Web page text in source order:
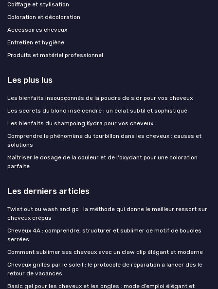
Coiffage et stylisation
Coloration et décoloration
Accessoires cheveux
Entretien et hygiène
Produits et matériel professionnel
Les plus lus
Les bienfaits insoupçonnés de la poudre de sidr pour vos cheveux
Les secrets du blond irisé cendré : un éclat subtil et sophistiqué
Les bienfaits du shampoing Kydra pour vos cheveux
Comprendre le phénomène du tourbillon dans les cheveux : causes et
solutions
Maîtriser le dosage de la couleur et de l'oxydant pour une coloration
parfaite
Les derniers articles
Twist out ou wash and go : la méthode qui donne le meilleur ressort sur
cheveux crépus
Cheveux 4A : comprendre, structurer et sublimer ce motif de boucles
serrées
Comment sublimer ses cheveux avec un claw clip élégant et moderne
Cheveux grillés par le soleil : le protocole de réparation à lancer dès le
retour de vacances
Basic gel pour les cheveux et les ongles : mode d’emploi élégant et